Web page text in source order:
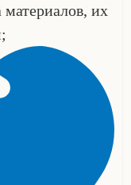
материалов, их